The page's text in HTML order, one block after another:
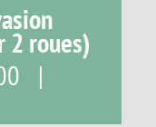
2 roues)
|